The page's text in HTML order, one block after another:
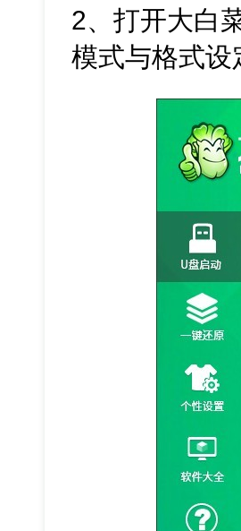
2、打开大白
模式与格式设